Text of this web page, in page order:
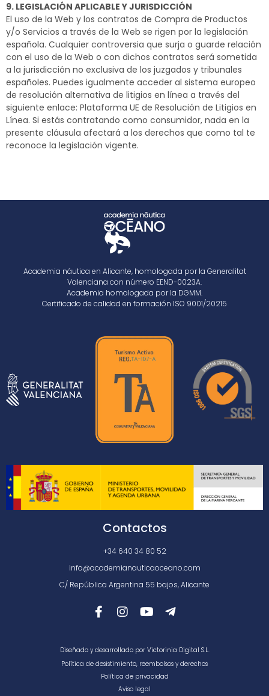
9. LEGISLACIÓN APLICABLE Y JURISDICCIÓN
El uso de la Web y los contratos de Compra de Productos
y/o Servicios a través de la Web se rigen por la legislación
española. Cualquier controversia que surja o guarde relación
con el uso de la Web o con dichos contratos será sometida
a la jurisdicción no exclusiva de los juzgados y tribunales
españoles. Puedes igualmente acceder al sistema europeo
de resolución alternativa de litigios en línea a través del
siguiente enlace: Plataforma UE de Resolución de Litigios en
Línea. Si estás contratando como consumidor, nada en la
presente cláusula afectará a los derechos que como tal te
reconoce la legislación vigente.
Academia náutica en Alicante, homologada por la Generalitat
Valenciana con número EEND-0023A.
Academia homologada por la DGMM.
Certificado de calidad en formación ISO 9001/20215
Contactos
+34 640 34 80 52
info@academianauticaoceano.com
C/ República Argentina 55 bajos, Alicante
Diseñado y desarrollado por Victorinia Digital S.L.
Política de desistimiento, reembolsos y derechos
Política de privacidad
Aviso legal